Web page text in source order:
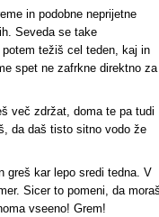
in podobne neprijetne
Seveda se take
težiš cel teden, kaj in
spet ne zafrkne direktno za
več zdržat, doma te pa tudi
da daš tisto sitno vodo že
greš kar lepo sredi tedna. V
Sicer to pomeni, da
vseeno! Grem!